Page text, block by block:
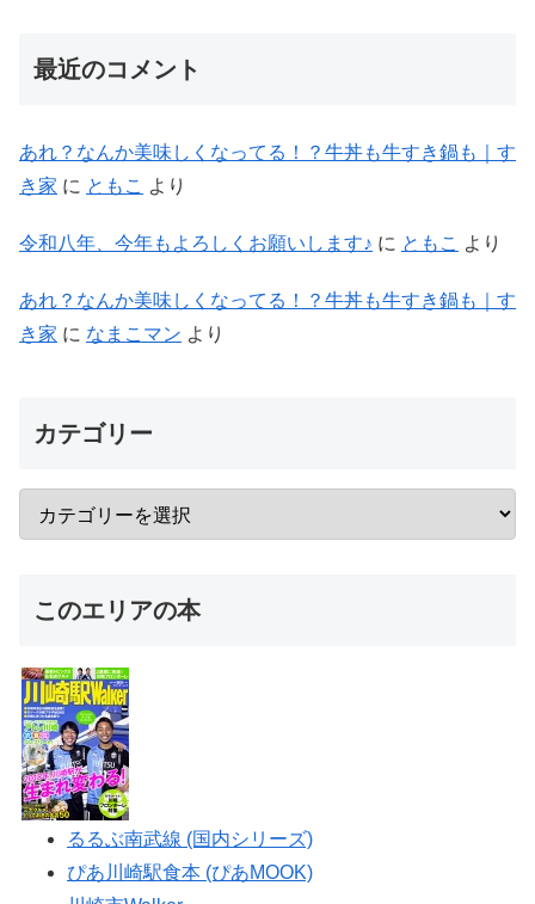
最近のコメント
あれ？なんか美味しくなってる！？牛丼も牛すき鍋も｜す
き家 に ともこ より
令和八年、今年もよろしくお願いします♪ に ともこ より
あれ？なんか美味しくなってる！？牛丼も牛すき鍋も｜す
き家 に なまこマン より
カテゴリー
このエリアの本
るるぶ南武線 (国内シリーズ)
ぴあ川崎駅食本 (ぴあMOOK)